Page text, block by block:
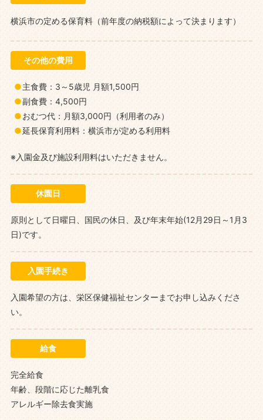
横浜市の定める保育料（前年度の納税額によって決まります）
その他の費用
主食費：3～5歳児 月額1,500円
副食費：4,500円
おむつ代：月額3,000円（利用者のみ）
延長保育利用料：横浜市が定める利用料
※入園金及び施設利用料はいただきません。
休園日
原則として日曜日、国民の休日、及び年末年始(12月29日～1月3
日)です。
入園手続き
入園希望の方は、栄区保健福祉センターまでお申し込みくださ
い。
給食
完全給食
年齢、段階に応じた離乳食
アレルギー除去食実施